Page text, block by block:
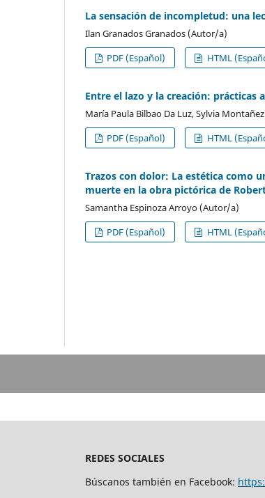
La sensación de incompletud: una
Ilan Granados Granados (Autor/a)
PDF (Español)
HTML
Entre el lazo y la creación:
María Paula Bilbao Da Luz, Sylvia
PDF (Español)
HTML
Trazos con dolor: La estética como
muerte en la obra pictórica de
Samantha Espinoza Arroyo (Autor/a)
PDF (Español)
HTML
REDES SOCIALES
Búscanos también en Facebook: